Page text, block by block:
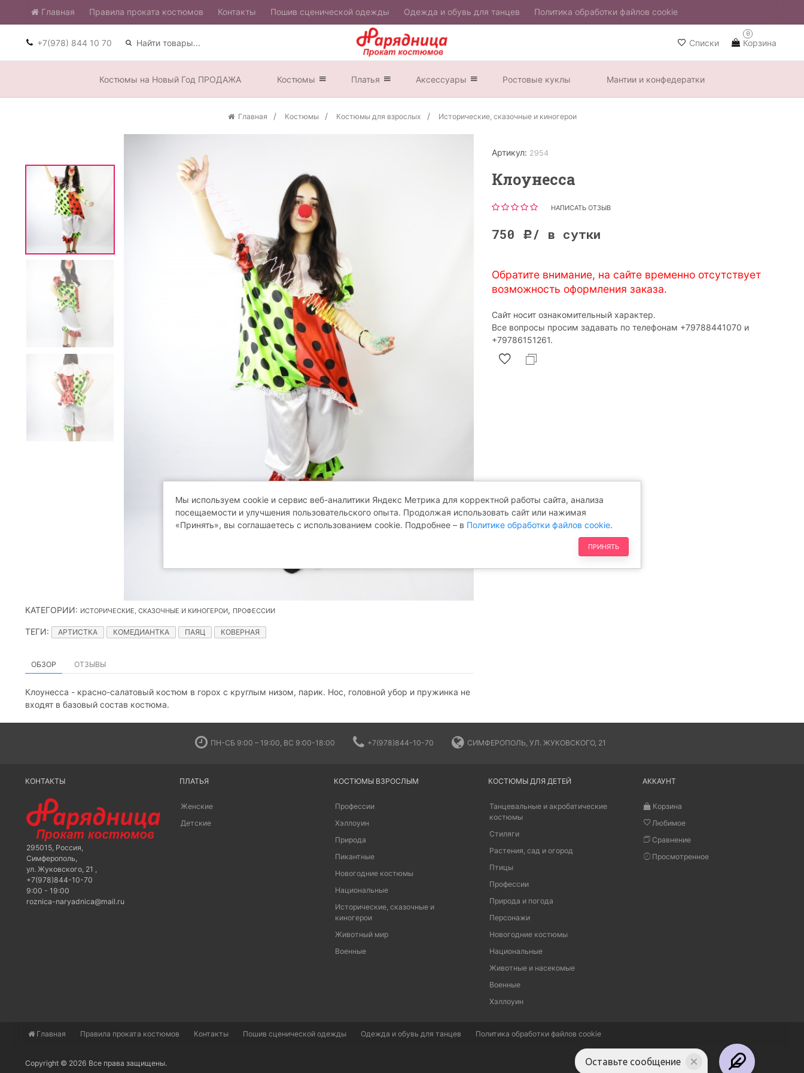
Главная ​Правила проката костюмов Контакты Пошив сценической одежды Одежда и обувь для танцев Политика обработки файлов cookie
+7(978) 844 10 70 Списки Корзина
0
Костюмы на Новый Год ПРОДАЖА Костюмы Платья Аксессуары Ростовые куклы Мантии и конфедератки
Главная Костюмы Костюмы для взрослых Исторические, сказочные и киногерои
Артикул: 2954
Клоунесса
НАПИСАТЬ ОТЗЫВ
750 Р / в сутки
Обратите внимание, на сайте временно отсутствует
возможность оформления заказа.
Сайт носит ознакомительный характер.
Все вопросы просим задавать по телефонам ‎+79788441070 и
‎+79786151261.
КАТЕГОРИИ: ИСТОРИЧЕСКИЕ, СКАЗОЧНЫЕ И КИНОГЕРОИ, ПРОФЕССИИ
ТЕГИ: АРТИСТКА КОМЕДИАНТКА ПАЯЦ КОВЕРНАЯ
ОБЗОР ОТЗЫВЫ
Клоунесса - красно-салатовый костюм в горох с круглым низом, парик. Нос, головной убор и пружинка не
входят в базовый состав костюма.
ПН-СБ 9:00 – 19:00, ВС 9:00-18:00 +7(978)844-10-70 СИМФЕРОПОЛЬ, УЛ. ЖУКОВСКОГО, 21
КОНТАКТЫ
295015 Россия
Симферополь
ул. Жуковского, 21
+7(978)844-10-70
9:00 - 19:00
roznica-naryadnica@mail.ru
ПЛАТЬЯ
Женские
Детские
КОСТЮМЫ ВЗРОСЛЫМ
Профессии
Хэллоуин
Природа
Пикантные
Новогодние костюмы
Национальные
Исторические, сказочные и
киногерои
Животный мир
Военные
КОСТЮМЫ ДЛЯ ДЕТЕЙ
Танцевальные и акробатические
костюмы
Стиляги
Растения, сад и огород
Птицы
Профессии
Природа и погода
Персонажи
Новогодние костюмы
Национальные
Животные и насекомые
Военные
Хэллоуин
АККАУНТ
Корзина
Любимое
Сравнение
Просмотренное
Главная ​Правила проката костюмов Контакты Пошив сценической одежды Одежда и обувь для танцев Политика обработки файлов cookie
Copyright © 2026 Все права защищены.
Мы используем cookie и сервис веб-аналитики Яндекс Метрика для корректной работы сайта, анализа
посещаемости и улучшения пользовательского опыта. Продолжая использовать сайт или нажимая
«Принять», вы соглашаетесь с использованием cookie. Подробнее – в Политике обработки файлов cookie.
ПРИНЯТЬ
Оставьте сообщение